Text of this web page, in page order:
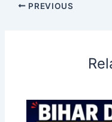
PREVIOUS